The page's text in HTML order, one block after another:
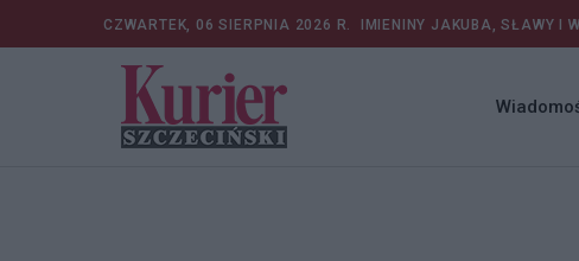
CZWARTEK, 06 SIERPNIA 2026 R. IMIENINY JAKUBA, SŁAWY I